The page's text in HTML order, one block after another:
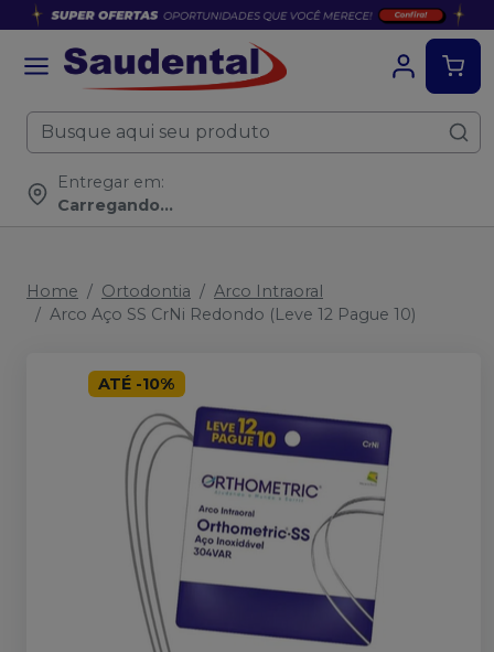
Entregar em:
Carregando...
Home Ortodontia
Arco Intraoral
Arco Aço SS CrNi Redondo (Leve 12 Pague 10)
ATÉ -10%